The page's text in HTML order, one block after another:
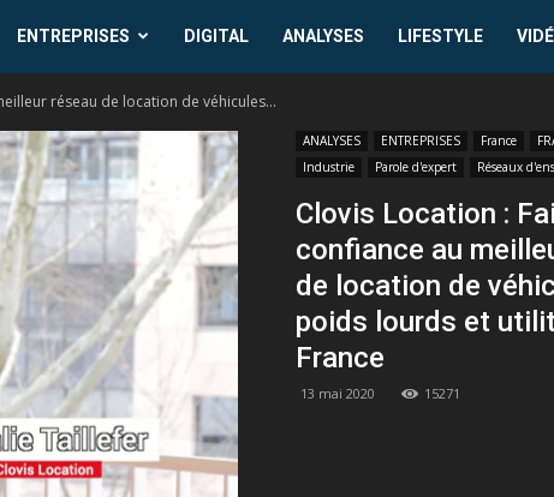
ENTREPRISES DIGITAL ANALYSES LIFESTYLE
réseau de location de véhicules...
ANALYSES ENTREPRISES France
Industrie
Parole d'expert Réseaux
Clovis Location :
confiance au
de location de
poids lourds et
France
13 mai 2020 15271